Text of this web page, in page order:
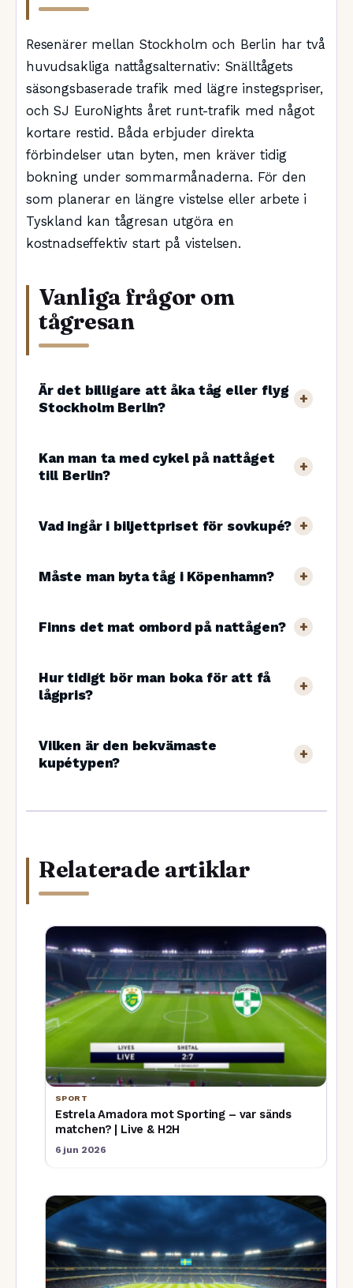
Resenärer mellan Stockholm och Berlin har två
huvudsakliga nattågsalternativ: Snälltågets
säsongsbaserade trafik med lägre instegspriser,
och SJ EuroNights året runt-trafik med något
kortare restid. Båda erbjuder direkta
förbindelser utan byten, men kräver tidig
bokning under sommarmånaderna. För den
som planerar en längre vistelse eller arbete i
Tyskland kan tågresan utgöra en
kostnadseffektiv start på vistelsen.
Vanliga frågor om
tågresan
Är det billigare att åka tåg eller flyg
Stockholm Berlin?
Kan man ta med cykel på nattåget
till Berlin?
Vad ingår i biljettpriset för sovkupé?
Måste man byta tåg i Köpenhamn?
Finns det mat ombord på nattågen?
Hur tidigt bör man boka för att få
lågpris?
Vilken är den bekvämaste
kupétypen?
Relaterade artiklar
SPORT
Estrela Amadora mot Sporting – var sänds
matchen? | Live & H2H
6 jun 2026